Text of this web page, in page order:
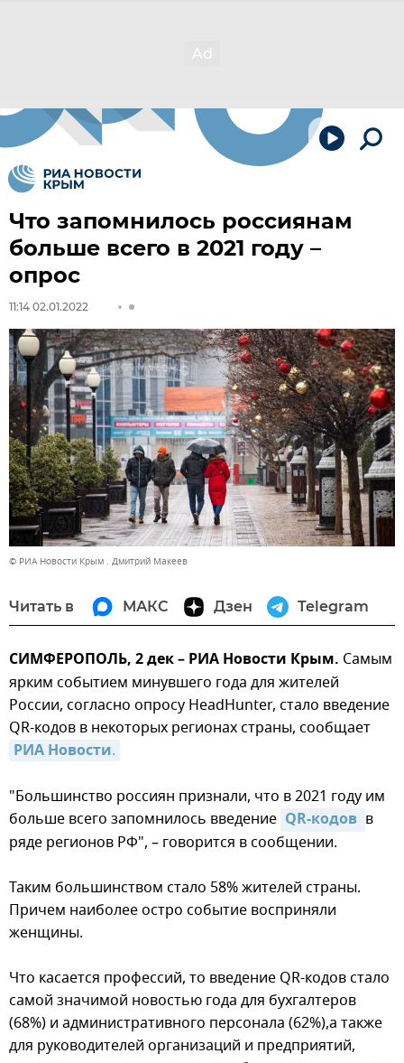
Что запомнилось россиянам
больше всего в 2021 году –
опрос
11:14 02.01.2022
© РИА Новости Крым . Дмитрий Макеев
Читать в МАКС Дзен Telegram
СИМФЕРОПОЛЬ, 2 дек – РИА Новости Крым. Самым
ярким событием минувшего года для жителей
России, согласно опросу HeadHunter, стало введение
QR-кодов в некоторых регионах страны, сообщает
РИА Новости.
"Большинство россиян признали, что в 2021 году им
больше всего запомнилось введение QR-кодов в
ряде регионов РФ", – говорится в сообщении.
Таким большинством стало 58% жителей страны.
Причем наиболее остро событие восприняли
женщины.
Что касается профессий, то введение QR-кодов стало
самой значимой новостью года для бухгалтеров
(68%) и административного персонала (62%),а также
для руководителей организаций и предприятий,